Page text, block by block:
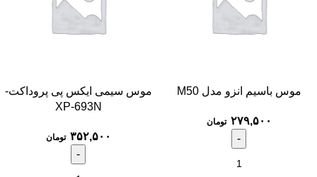
موس باسیم انزو مدل M50
۲۷۹,۵۰۰ تومان
موس سیمی ایکس پی پروداکت-
XP-693N
۳۵۲,۵۰۰ تومان